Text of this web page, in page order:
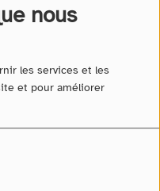
nous
les services et les
et pour améliorer